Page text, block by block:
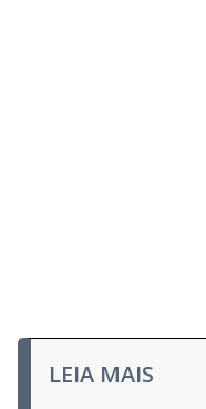
LEIA MAIS